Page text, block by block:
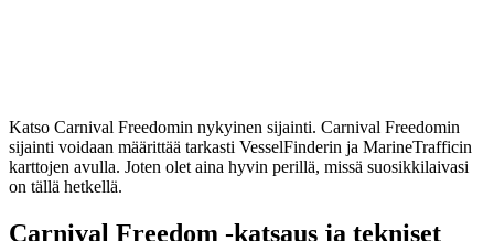
Katso Carnival Freedomin nykyinen sijainti. Carnival Freedomin
sijainti voidaan määrittää tarkasti VesselFinderin ja MarineTrafficin
karttojen avulla. Joten olet aina hyvin perillä, missä suosikkilaivasi
on tällä hetkellä.
Carnival Freedom -katsaus ja tekniset